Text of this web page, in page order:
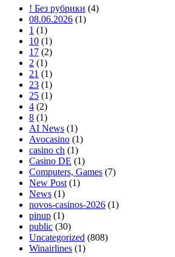
! Без рубрики (4)
08.06.2026 (1)
1 (1)
10 (1)
17 (2)
2 (1)
21 (1)
23 (1)
25 (1)
4 (2)
8 (1)
AI News (1)
Avocasino (1)
casino ch (1)
Casino DE (1)
Computers, Games (7)
New Post (1)
News (1)
novos-casinos-2026 (1)
pinup (1)
public (30)
Uncategorized (808)
Winairlines (1)